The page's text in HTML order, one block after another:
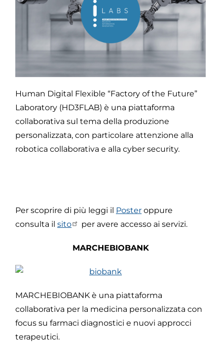
Human Digital Flexible “Factory of the Future”
Laboratory (HD3FLAB) è una piattaforma
collaborativa sul tema della produzione
personalizzata, con particolare attenzione alla
robotica collaborativa e alla cyber security.
Per scoprire di più leggi il Poster oppure
consulta il sito per avere accesso ai servizi.
MARCHEBIOBANK
MARCHEBIOBANK è una piattaforma
collaborativa per la medicina personalizzata con
focus su farmaci diagnostici e nuovi approcci
terapeutici.